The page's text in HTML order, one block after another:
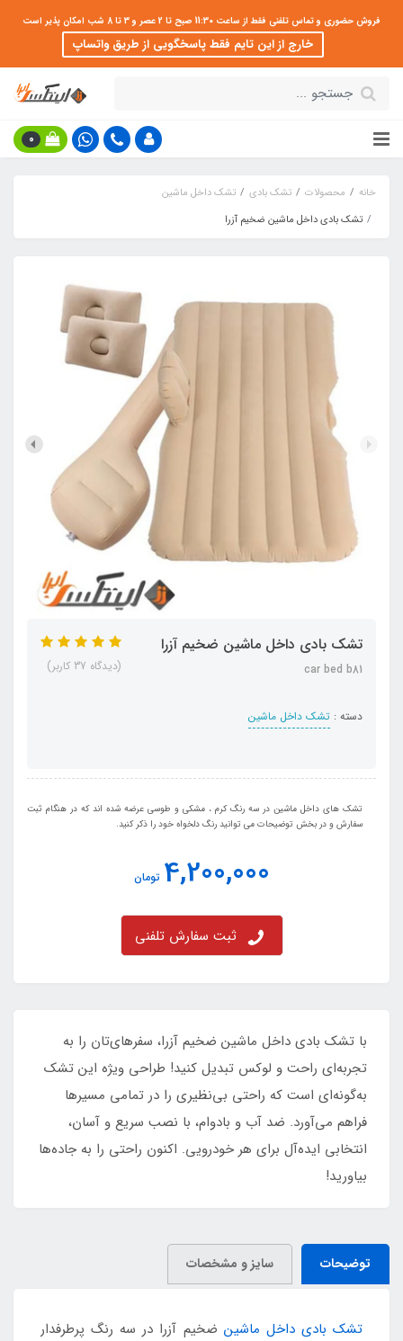
فروش حضوری و تماس تلفنی فقط از ساعت 11:30 صبح تا 2 عصر و 3 تا 8 شب امکان پذیر است
خارج از این تایم فقط پاسخگویی از طریق واتساپ
0
خانه محصولات تشک بادی
تشک داخل ماشین
تشک بادی داخل ماشین ضخیم آزرا
تشک بادی داخل ماشین ضخیم آزرا
car bed b81
دسته : تشک داخل ماشین
(دیدگاه 37 کاربر)
تشک های داخل ماشین در سه رنگ کرم ، مشکی و طوسی عرضه شده اند که در هنگام ثبت
سفارش و در بخش توضیحات می توانید رنگ دلخواه خود را ذکر کنید.
4,200,000 تومان
ثبت سفارش تلفنی
با تشک بادی داخل ماشین ضخیم آزرا، سفرهای‌تان را به
تجربه‌ای راحت و لوکس تبدیل کنید! طراحی ویژه این تشک
به‌گونه‌ای است که راحتی بی‌نظیری را در تمامی مسیرها
فراهم می‌آورد. ضد آب و بادوام، با نصب سریع و آسان،
انتخابی ایده‌آل برای هر خودرویی. اکنون راحتی را به جاده‌ها
بیاورید!
توضیحات سایز و مشخصات
تشک بادی داخل ماشین ضخیم آزرا در سه رنگ پرطرفدار